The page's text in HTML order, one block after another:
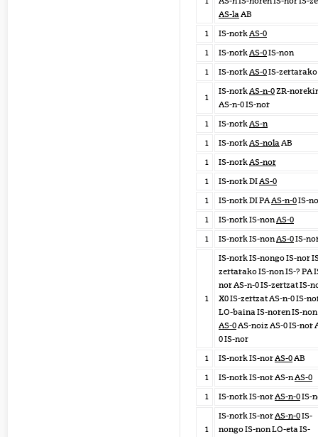
AS-laAB
1
IS-norkAS-0
1
IS-norkAS-0IS-non
1
IS-norkAS-0IS-zertarako
1
IS-norkAS-n-0ZR-
AS-n-0 IS-nor
1
IS-norkAS-n
1
IS-norkAS-nolaAB
1
IS-norkAS-nor
1
IS-nork DIAS-0
1
IS-nork DI PAAS-n-0IS-
1
IS-nork IS-nonAS-0
1
IS-nork IS-nonAS-0IS-
1
IS-nork IS-nongo IS-nor
zertarako IS-non IS-? PA
nor AS-n-0 IS-zertzat IS-
X0 IS-zertzat AS-n-0 IS-
LO-baina IS-noren IS-non
AS-0AS-noiz AS-0 IS-nor
0 IS-nor
1
IS-nork IS-norAS-0AB
1
IS-nork IS-nor AS-nAS-0
1
IS-nork IS-norAS-n-0IS-
1
IS-nork IS-norAS-n-0IS-
nongo IS-non LO-eta IS-